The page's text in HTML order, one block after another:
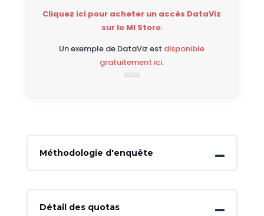
Cliquez ici pour acheter un accès DataViz
sur le MI Store.
Un exemple de DataViz est disponible
gratuitement ici.
Méthodologie d'enquête
Détail des quotas